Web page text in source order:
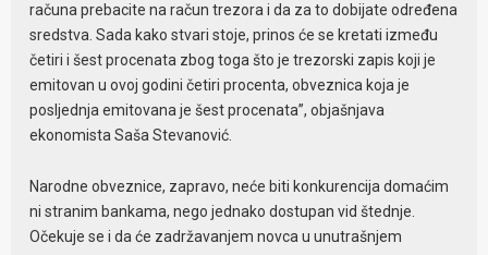
računa prebacite na račun trezora i da za to dobijate određena
sredstva. Sada kako stvari stoje, prinos će se kretati između
četiri i šest procenata zbog toga što je trezorski zapis koji je
emitovan u ovoj godini četiri procenta, obveznica koja je
posljednja emitovana je šest procenata”, objašnjava
ekonomista Saša Stevanović.
Narodne obveznice, zapravo, neće biti konkurencija domaćim
ni stranim bankama, nego jednako dostupan vid štednje.
Očekuje se i da će zadržavanjem novca u unutrašnjem